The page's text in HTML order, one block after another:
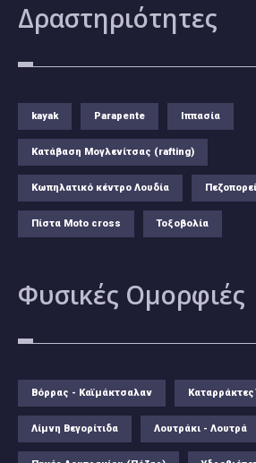
Δραστηριότητες
kayak Parapente Ιππασία
Κατάβαση Μογλενίτσας (rafting)
Κωπηλατικό κέντρο Λουδία
Πίστα Moto cross Τοξοβολία
Φυσικές Ομορφιές
Βόρρας - Καϊμάκτσαλαν
Λίμνη Βεγορίτιδα Λουτράκι - Λουτρά